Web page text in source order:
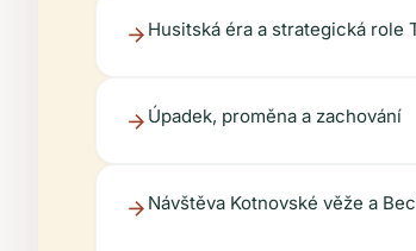
Husitská éra a strategická role
Úpadek, proměna a zachování
Návštěva Kotnovské věže a